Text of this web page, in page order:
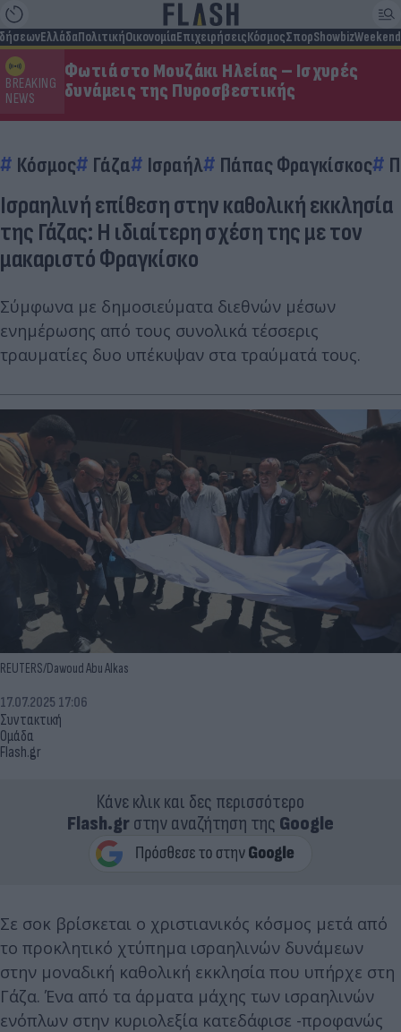
ΕλλάδαΠολιτικήΟικονομίαΕπιχειρήσειςΚόσμοςΣπορShowbizWeekend
BREAKING
NEWS
Φωτιά στο Μουζάκι Ηλείας – Ισχυρές
δυνάμεις της Πυροσβεστικής
Κόσμος Γάζα Ισραήλ Πάπας Φραγκίσκος
Ισραηλινή επίθεση στην καθολική εκκλησία
της Γάζας: Η ιδιαίτερη σχέση της με τον
μακαριστό Φραγκίσκο
Σύμφωνα με δημοσιεύματα διεθνών μέσων
ενημέρωσης από τους συνολικά τέσσερις
τραυματίες δυο υπέκυψαν στα τραύματά τους.
REUTERS/Dawoud Abu Alkas
Συντακτική
Ομάδα
Flash.gr
17.07.2025 17:06
Κάνε κλικ και δες περισσότερο
Flash.grστην αναζήτηση της Google
Σε σοκ βρίσκεται ο χριστιανικός κόσμος μετά από
το προκλητικό χτύπημα ισραηλινών δυνάμεων
στην μοναδική καθολική εκκλησία που υπήρχε στη
Γάζα. Ένα από τα άρματα μάχης των ισραηλινών
ενόπλων στην κυριολεξία κατεδάφισε -προφανώς